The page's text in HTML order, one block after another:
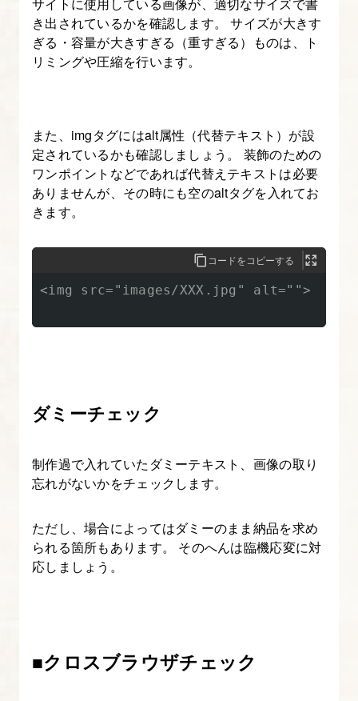
サイトに使用している画像が、適切なサイズで書
き出されているかを確認します。 サイズが大きす
ぎる・容量が大きすぎる（重すぎる）ものは、ト
リミングや圧縮を行います。
また、imgタグにはalt属性（代替テキスト）が設
定されているかも確認しましょう。 装飾のための
ワンポイントなどであれば代替えテキストは必要
ありませんが、その時にも空のaltタグを入れてお
きます。
コードをコピーする
<img src="images/XXX.jpg" alt="">
ダミーチェック
制作過で入れていたダミーテキスト、画像の取り
忘れがないかをチェックします。
ただし、場合によってはダミーのまま納品を求め
られる箇所もあります。 そのへんは臨機応変に対
応しましょう。
■クロスブラウザチェック